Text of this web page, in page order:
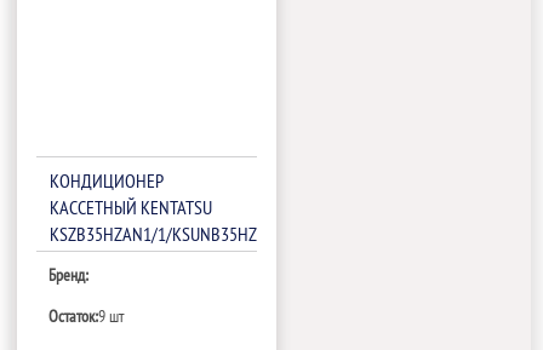
КОНДИЦИОНЕР
КАССЕТНЫЙ KENTATSU
KSZB35HZAN1/1/KSUNB35HZAN1/KPU65-
Бренд:
Остаток:9 шт